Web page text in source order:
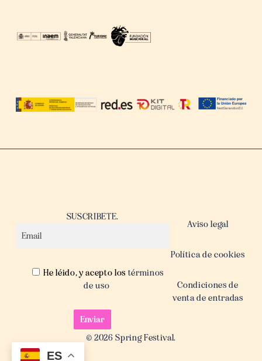
SUSCRIBETE.
He léido, y acepto los términos
de uso
Aviso legal
Política de cookies
Condiciones de
venta de entradas
© 2026 Spring Festival.
ES